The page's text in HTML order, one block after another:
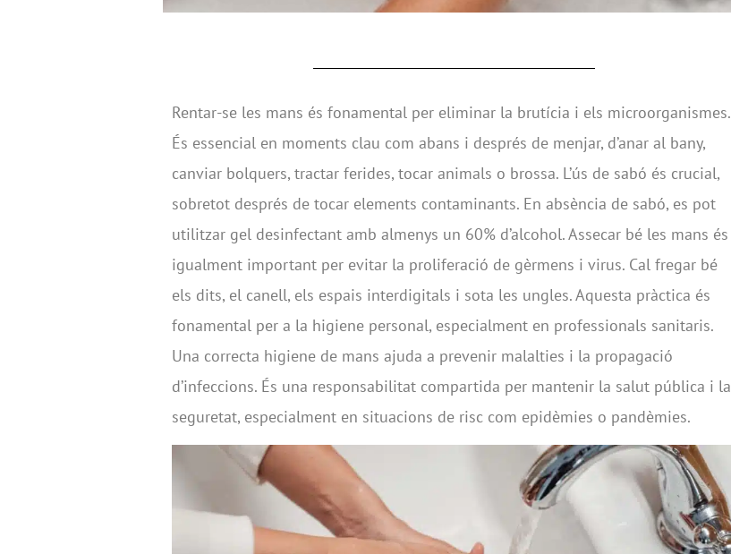
Rentar-se les mans és fonamental per eliminar la brutícia i els microorganismes.
És essencial en moments clau com abans i després de menjar, d’anar al bany,
canviar bolquers, tractar ferides, tocar animals o brossa. L’ús de sabó és crucial,
sobretot després de tocar elements contaminants. En absència de sabó, es pot
utilitzar gel desinfectant amb almenys un 60% d’alcohol. Assecar bé les mans és
igualment important per evitar la proliferació de gèrmens i virus. Cal fregar bé
els dits, el canell, els espais interdigitals i sota les ungles. Aquesta pràctica és
fonamental per a la higiene personal, especialment en professionals sanitaris.
Una correcta higiene de mans ajuda a prevenir malalties i la propagació
d’infeccions. És una responsabilitat compartida per mantenir la salut pública i la
seguretat, especialment en situacions de risc com epidèmies o pandèmies.